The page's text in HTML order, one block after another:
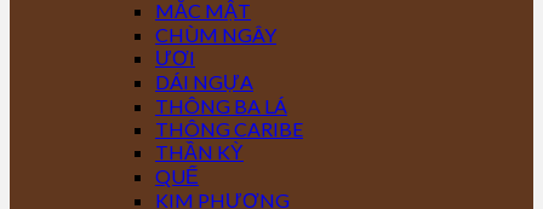
MẮC MẬT
CHÙM NGÂY
ƯƠI
DÁI NGỰA
THÔNG BA LÁ
THÔNG CARIBE
THẦN KỲ
QUẾ
KIM PHƯỢNG